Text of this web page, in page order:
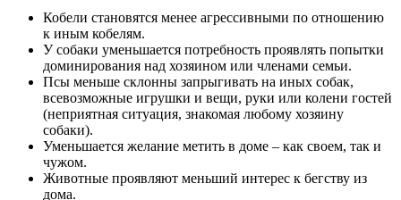
Кобели становятся менее агрессивными по отношению
к иным кобелям.
У собаки уменьшается потребность проявлять попытки
доминирования над хозяином или членами семьи.
Псы меньше склонны запрыгивать на иных собак,
всевозможные игрушки и вещи, руки или колени гостей
(неприятная ситуация, знакомая любому хозяину
собаки).
Уменьшается желание метить в доме – как своем, так и
чужом.
Животные проявляют меньший интерес к бегству из
дома.